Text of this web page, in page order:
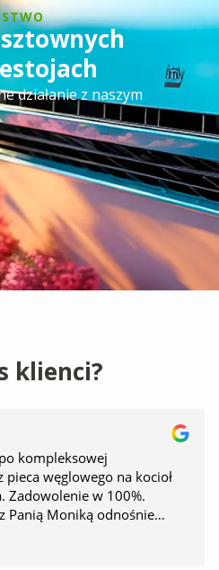
działanie z naszym
klienci?
kompleksowej
węglowego na kocioł
Zadowolenie w 100%.
Panią Moniką odnośnie
Zawsze doradzi i życzliwie
sumieniem